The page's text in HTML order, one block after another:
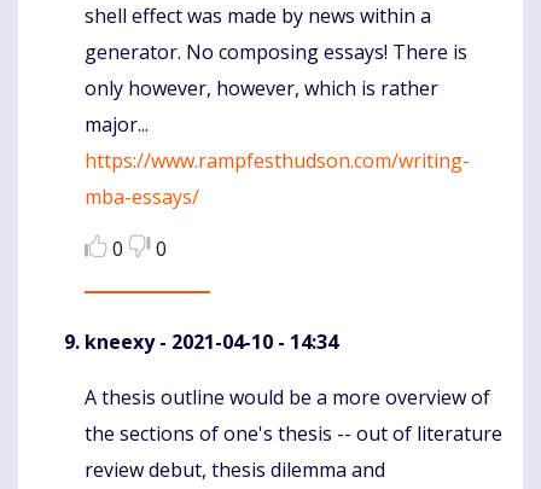
shell effect was made by news within a
generator. No composing essays! There is
only however, however, which is rather
major...
https://www.rampfesthudson.com/writing-
mba-essays/
0
0
kneexy- 2021-04-10 - 14:34
Komentaras
A thesis outline would be a more overview of
the sections of one's thesis -- out of literature
review debut, thesis dilemma and